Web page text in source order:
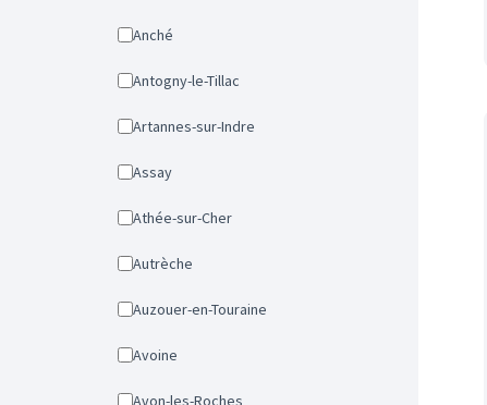
Anché
Antogny-le-Tillac
Artannes-sur-Indre
Assay
Athée-sur-Cher
Autrèche
Auzouer-en-Touraine
Avoine
Avon-les-Roches